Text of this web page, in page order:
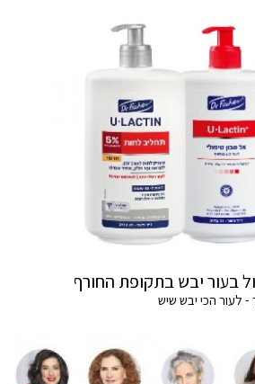
בעור יבש בתקופת החורף
לעור הכי יבש שיש